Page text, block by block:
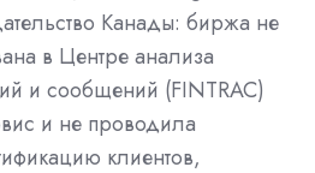
Канады: биржа не
в Центре анализа
и сообщений (FINTRAC)
и не проводила
клиентов,